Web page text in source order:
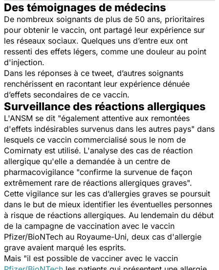
Des témoignages de médecins
De nombreux soignants de plus de 50 ans, prioritaires
pour obtenir le vaccin, ont partagé leur expérience sur
les réseaux sociaux. Quelques uns d’entre eux ont
ressenti des effets légers, comme une douleur au point
d'injection.
Dans les réponses à ce tweet, d’autres soignants
renchérissent en racontant leur expérience dénuée
d’effets secondaires de ce vaccin.
Surveillance des réactions allergiques
L'ANSM se dit "également attentive aux remontées
d'effets indésirables survenus dans les autres pays" dans
lesquels ce vaccin commercialisé sous le nom de
Comirnaty est utilisé. L'analyse des cas de réaction
allergique qu'elle a demandée à un centre de
pharmacovigilance "confirme la survenue de façon
extrêmement rare de réactions allergiques graves".
Cette vigilance sur les cas d’allergies graves se poursuit
dans le but de mieux identifier les éventuelles personnes
à risque de réactions allergiques. Au lendemain du début
de la campagne de vaccination avec le vaccin
Pfizer/BioNTech au Royaume-Uni, deux cas d'allergie
grave avaient marqué les esprits.
Mais "il est possible de vacciner avec le vaccin